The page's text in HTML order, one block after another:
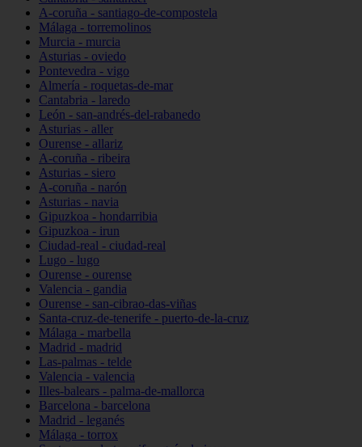
A-coruña - santiago-de-compostela
Málaga - torremolinos
Murcia - murcia
Asturias - oviedo
Pontevedra - vigo
Almería - roquetas-de-mar
Cantabria - laredo
León - san-andrés-del-rabanedo
Asturias - aller
Ourense - allariz
A-coruña - ribeira
Asturias - siero
A-coruña - narón
Asturias - navia
Gipuzkoa - hondarribia
Gipuzkoa - irun
Ciudad-real - ciudad-real
Lugo - lugo
Ourense - ourense
Valencia - gandia
Ourense - san-cibrao-das-viñas
Santa-cruz-de-tenerife - puerto-de-la-cruz
Málaga - marbella
Madrid - madrid
Las-palmas - telde
Valencia - valencia
Illes-balears - palma-de-mallorca
Barcelona - barcelona
Madrid - leganés
Málaga - torrox